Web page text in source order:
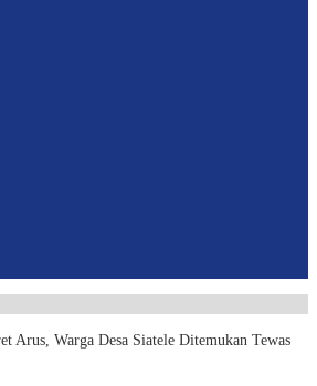
Arus, Warga Desa Siatele Ditemukan Tewas